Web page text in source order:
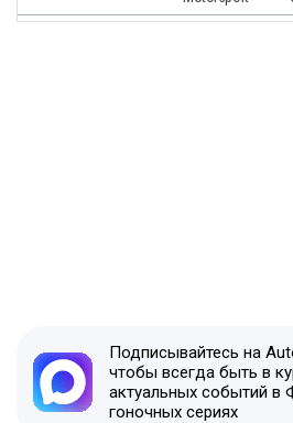
Подписывайтесь на
чтобы всегда быть в
актуальных событий в
гоночных сериях